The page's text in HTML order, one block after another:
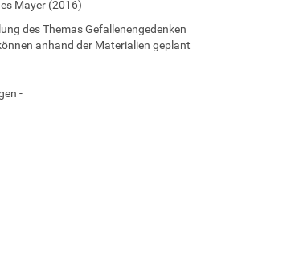
Mayer (2016)
des Themas Gefallenengedenken
anhand der Materialien geplant
-